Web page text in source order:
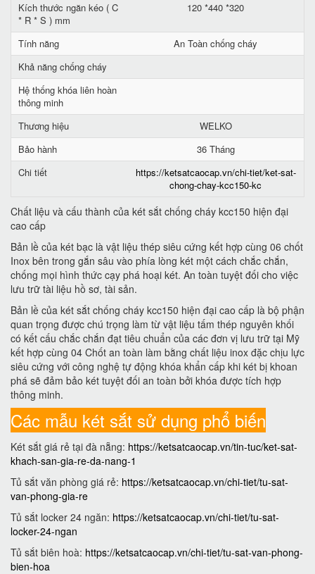
Kích thước ngăn kéo ( C
* R * S ) mm
120 *440 *320
Tính năng
An Toàn chống cháy
Khả năng chống cháy
Hệ thống khóa liên hoàn
thông minh
Thương hiệu
WELKO
Bảo hành
36 Tháng
Chi tiết
https://ketsatcaocap.vn/chi-tiet/ket-sat-
chong-chay-kcc150-kc
Chất liệu và cấu thành của két sắt chống cháy kcc150 hiện đại
cao cấp
Bản lề của két bạc là vật liệu thép siêu cứng kết hợp cùng 06 chốt
Inox bên trong gắn sâu vào phía lòng két một cách chắc chắn,
chống mọi hình thức cạy phá hoại két. An toàn tuyệt đối cho việc
lưu trữ tài liệu hồ sơ, tài sản.
Bản lề của két sắt chống cháy kcc150 hiện đại cao cấp là bộ phận
quan trọng được chú trọng làm từ vật liệu tấm thép nguyên khối
có kết cấu chắc chắn đạt tiêu chuẩn của các đơn vị lưu trữ tại Mỹ
kết hợp cùng 04 Chốt an toàn làm bằng chất liệu inox đặc chịu lực
siêu cứng với công nghệ tự động khóa khẩn cấp khi két bị khoan
phá sẽ đảm bảo két tuyệt đối an toàn bởi khóa được tích hợp
thông minh.
Các mẫu két sắt sử dụng phổ biến
Két sắt giá rẻ tại đà nẵng: https://ketsatcaocap.vn/tin-tuc/ket-sat-
khach-san-gia-re-da-nang-1
Tủ sắt văn phòng giá rẻ: https://ketsatcaocap.vn/chi-tiet/tu-sat-
van-phong-gia-re
Tủ sắt locker 24 ngăn: https://ketsatcaocap.vn/chi-tiet/tu-sat-
locker-24-ngan
Tủ sắt biên hoà: https://ketsatcaocap.vn/chi-tiet/tu-sat-van-phong-
bien-hoa